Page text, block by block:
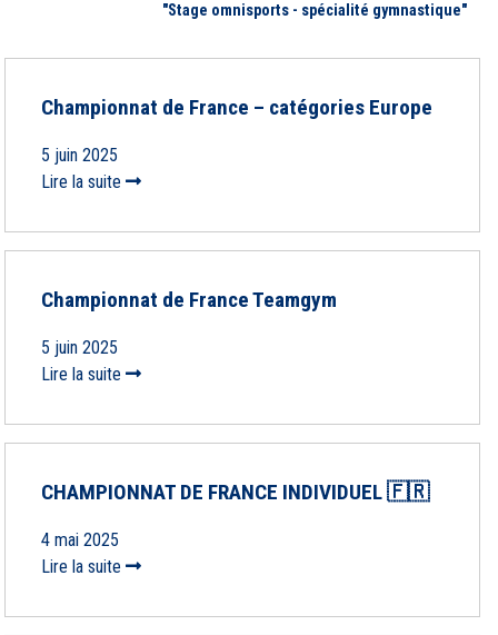
"Stage omnisports - spécialité gymnastique"
Championnat de France – catégories Europe
5 juin 2025
Lire la suite
Championnat de France Teamgym
5 juin 2025
Lire la suite
CHAMPIONNAT DE FRANCE INDIVIDUEL 🇫🇷
4 mai 2025
Lire la suite